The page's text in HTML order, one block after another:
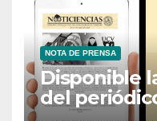
NOTA DE PRENSA
Disponible
del